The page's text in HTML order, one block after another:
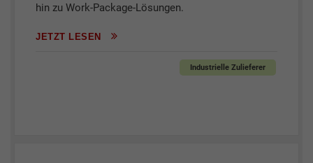
hin zu Work-Package-Lösungen.​
JETZT LESEN
Industrielle Zulieferer